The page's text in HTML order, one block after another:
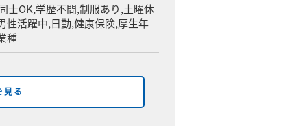
士OK,学歴不問,制服あり,土曜休
性活躍中,日勤,健康保険,厚生年
種
見る